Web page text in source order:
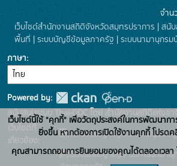
จำน
เว็บไซต์สำนักงานสถิติจังหวัดสมุทรปราการ | สนั
พื้นที่ | ระบบบัญชีข้อมูลภาครัฐ | ระบบนามานุกร
ภาษา
Powered by:
สนับสนุนระบบ Thai-GDC โดย สำนักงานสถิติแห่งชา
เว็บไซต์ที่
เกี่ยวข้อง:
ระบบบัญชีข้อ
บริการนามานุ
เว็บไซต์นี้ใช้ "คุกกี้" เพื่อวัตถุประสงค์ในการพัฒนากา
ยิ่งขึ้น หากต้องการเปิดใช้งานคุกกี้ โปรด
คุณสามารถถอนการยินยอมของคุณได้ตลอดเวลา